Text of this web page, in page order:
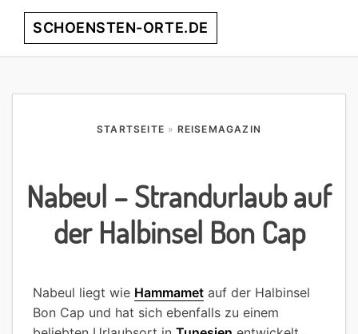
Skip
Skip
Skip
Skip
SCHOENSTEN-ORTE.DE
STARTSEITE » REISEMAGAZIN
Nabeul – Strandurlaub auf
der Halbinsel Bon Cap
Nabeul liegt wie Hammamet auf der Halbinsel
Bon Cap und hat sich ebenfalls zu einem